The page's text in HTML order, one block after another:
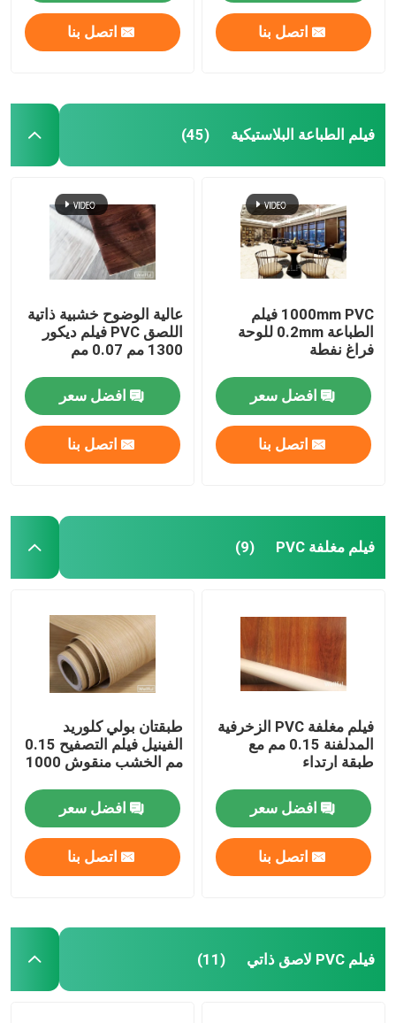
اتصل بنا اتصل بنا
فيلم الطباعة البلاستيكية (45)
1000mm PVC فيلم
الطباعة 0.2mm للوحة
فراغ نفطة
افضل سعر
اتصل بنا
عالية الوضوح خشبية ذاتية
اللصق PVC فيلم ديكور
1300 مم 0.07 مم
افضل سعر
اتصل بنا
فيلم مغلفة PVC (9)
فيلم مغلفة PVC الزخرفية
المدلفنة 0.15 مم مع
طبقة ارتداء
افضل سعر
اتصل بنا
طبقتان بولي كلوريد
الفينيل فيلم التصفيح 0.15
مم الخشب منقوش 1000
افضل سعر
اتصل بنا
فيلم PVC لاصق ذاتي (11)